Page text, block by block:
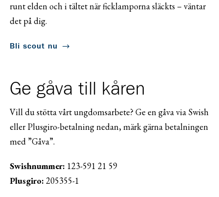
runt elden och i tältet när ficklamporna släckts – väntar
det på dig.
Bli scout nu
Ge gåva till kåren
Vill du stötta vårt ungdomsarbete? Ge en gåva via Swish
eller Plusgiro-betalning nedan, märk gärna betalningen
med ”Gåva”.
Swishnummer: 123-591 21 59
Plusgiro: 205355-1